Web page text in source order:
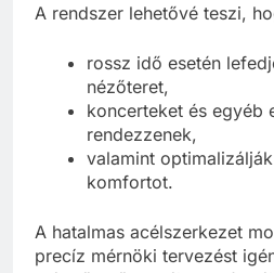
A rendszer lehetővé teszi,
rossz idő esetén
nézőteret,
koncerteket és egyéb
rendezzenek,
valamint
komfortot.
A hatalmas acélszerkezet
precíz mérnöki tervezést